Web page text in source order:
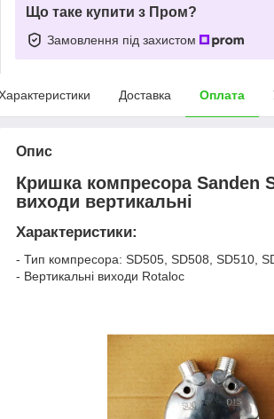
Що таке купити з Пром?
Замовлення під захистом
Доставка Оплата
Опис
Кришка компресора Sanden
виходи вертикальні
Характеристики:
- Тип компресора: SD505, SD508, SD510,
- Вертикальні виходи Rotaloc